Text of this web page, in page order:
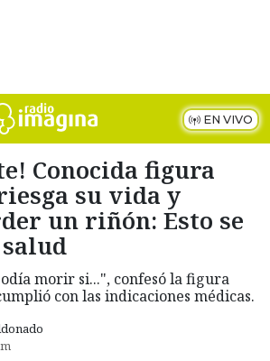
EN VIVO
Conocida figura
su vida y
un riñón: Esto se
morir si...", confesó la figura
con las indicaciones médicas.